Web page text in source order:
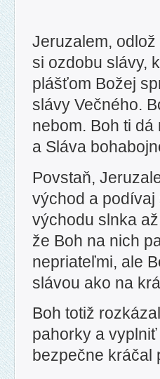
Jeruzalem,
si ozdobu slávy,
plášťom Božej
slávy Večného.
nebom. Boh ti
a Sláva
Povstaň,
východ a
východu slnka
že Boh na nich
nepriateľmi, ale
slávou ako na
Boh totiž
pahorky a
bezpečne kráčal